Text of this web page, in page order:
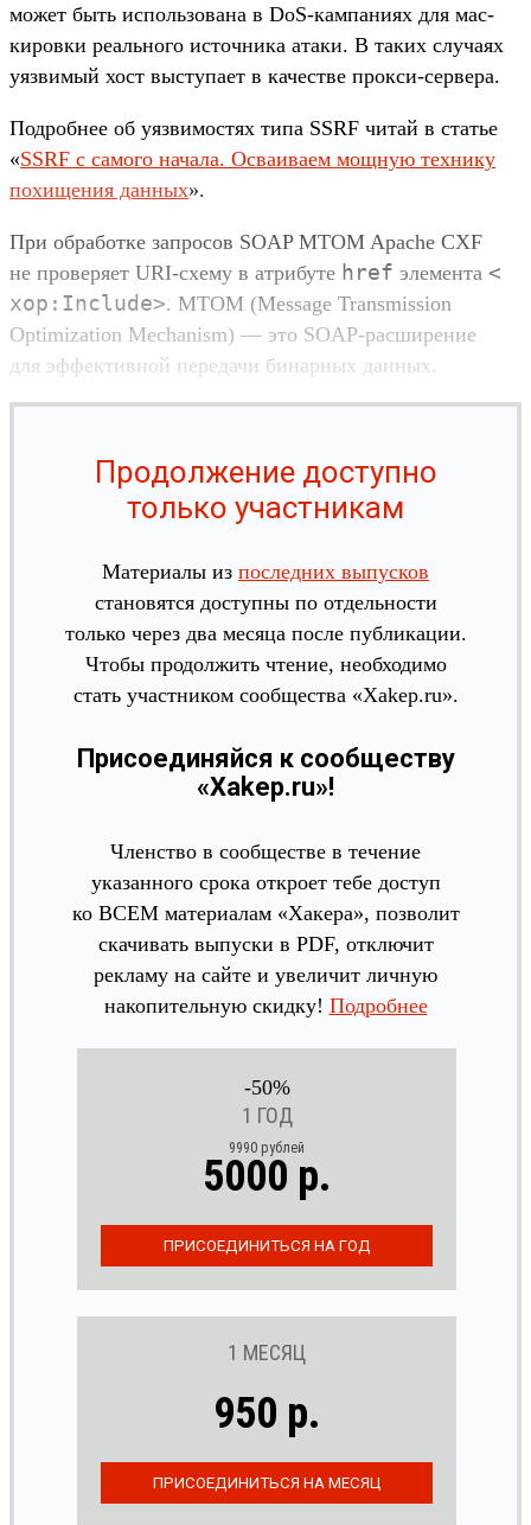
может быть исполь­зована в DoS-кам­пани­ях для мас­
киров­ки реаль­ного источни­ка ата­ки. В таких слу­чаях
уяз­вимый хост выс­тупа­ет в качес­тве прок­си‑сер­вера.
Под­робнее об уяз­вимос­тях типа SSRF читай в статье
«SSRF с самого начала. Осва­иваем мощ­ную тех­нику
похище­ния дан­ных».
При обра­бот­ке зап­росов SOAP MTOM Apache CXF
не про­веря­ет URI-схе­му в атри­буте href эле­мен­та <
xop: Include>. MTOM (Message Transmission
Optimization Mechanism) — это SOAP-рас­ширение
для эффектив­ной переда­чи бинар­ных дан­ных.
Продолжение доступно
только участникам
Материалы из последних выпусков
становятся доступны по отдельности
только через два месяца после публикации.
Чтобы продолжить чтение, необходимо
стать участником сообщества «Xakep.ru».
Присоединяйся к сообществу
«Xakep.ru»!
Членство в сообществе в течение
указанного срока откроет тебе доступ
ко ВСЕМ материалам «Хакера», позволит
скачивать выпуски в PDF, отключит
рекламу на сайте и увеличит личную
накопительную скидку! Подробнее
-50%
1 ГОД
9990 рублей
5000 р.
1 МЕСЯЦ
950 р.